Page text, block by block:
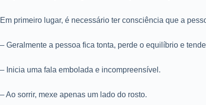
Em primeiro lugar, é necessário ter consciência que a
– Geralmente a pessoa fica tonta, perde o equilíbrio e
– Inicia uma fala embolada e incompreensível.
– Ao sorrir, mexe apenas um lado do rosto.